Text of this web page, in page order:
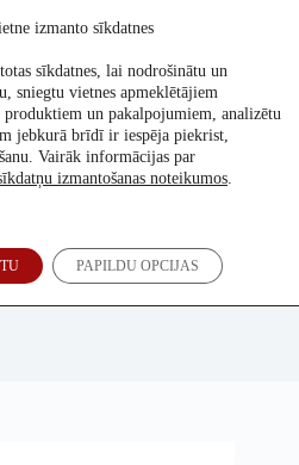
izmanto sīkdatnes
sīkdatnes, lai nodrošinātu un
sniegtu vietnes apmeklētājiem
un pakalpojumiem, analizētu
jebkurā brīdī ir iespēja piekrist,
Vairāk informācijas par
izmantošanas noteikumos.
PAPILDU OPCIJAS